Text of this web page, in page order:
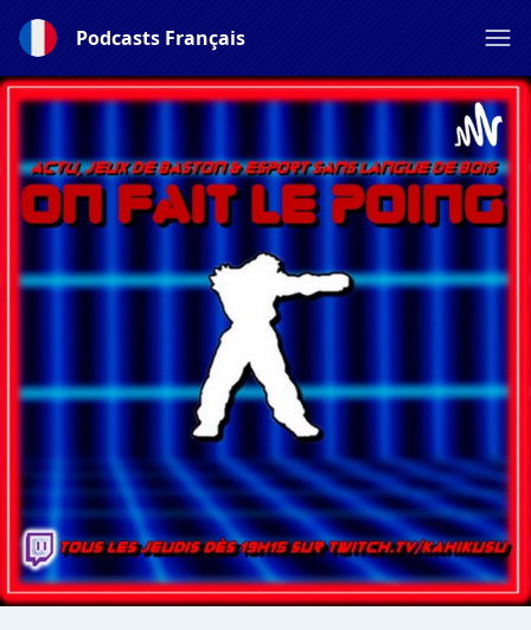
Podcasts Français